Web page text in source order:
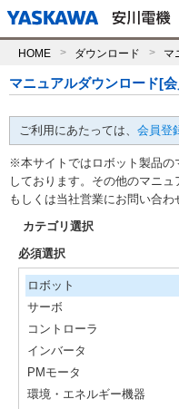
HOME ダウンロード マ
マニュアルダウンロード[
ご利用にあたっては、 会員登
※本サイトではロボット製品の
しております。その他のマニ
もしくは当社営業にお問い合わ
カテゴリ選択
必須選択
ロボット
サーボ
コントローラ
インバータ
PMモータ
環境・エネルギー機器